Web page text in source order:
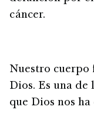
cáncer.
Nuestro cuerpo
Dios. Es una de
que Dios nos